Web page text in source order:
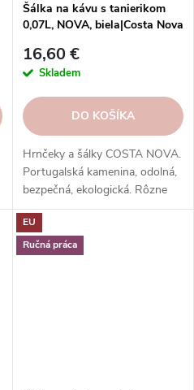
Šálka na kávu s tanierikom
0,07L, NOVA, biela|Costa Nova
16,60 €
Skladem
DO KOŠÍKA
Hrnčeky a šálky COSTA NOVA.
Portugalská kamenina, odolná,
bezpečná, ekologická. Rôzne
tvary, farby, vzory. Ideálne na
kávu, espresso, cappuccino,
lungo, čaj, kakao a iné.
EU
Ručná práca